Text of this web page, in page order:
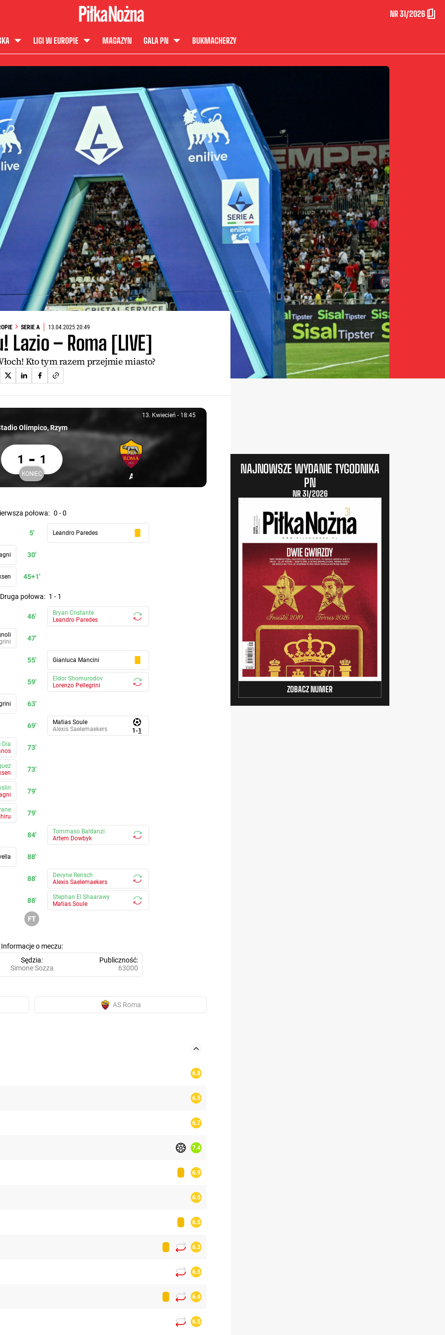
NR 31/2026
LIGI W EUROPIE MAGAZYN GALA PN BUKMACHERZY
SERIE A 13.04.2025 20:49
Lazio – Roma [LIVE]
Kto tym razem przejmie miasto?
13. Kwiecień, 18:45
13. Kwiecień - 18:45
Olimpico, Rzym
Lazio Rzym 1 AS Roma 1
1 - 1
Koniec
KONIEC Uczestnik: AS Roma
AS Roma
pierwsza połowa: 0 - 0
5' Leandro Paredes
30'
45+1'
druga połowa: 1 - 1
46'
Bryan Cristante
Leandro Paredes
47'
55' Gianluca Mancini
59'
Eldor Shomurodov
Lorenzo Pellegrini
63'
69'
1 -1
Matias Soule
Alexis Saelemaekers
73'
Dia
73'
79'
79'
84'
Tommaso Baldanzi
Artem Dowbyk
88'
88'
Devyne Rensch
Alexis Saelemaekers
88'
Stephan El Shaarawy
Matias Soule
Informacje o meczu
Sędzia
Simone Sozza
Publiczność
63000
AS Roma
6.8
6.5
6.7
7.4
6.9
6.5
6.5
6.3
6.5
6.4
6.5
NAJNOWSZE WYDANIE TYGODNIKA
PN
NR 31/2026
ZOBACZ NUMER